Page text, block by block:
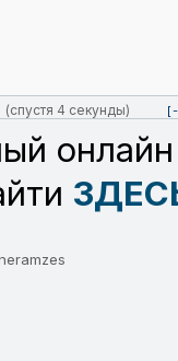
(спустя 4 секунды)